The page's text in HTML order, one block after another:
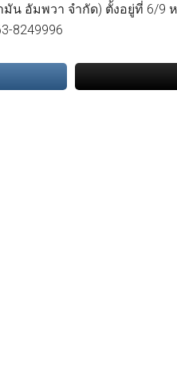
น อัมพวา จำกัด) ตั้งอยู่ที่ 6/9
8249996